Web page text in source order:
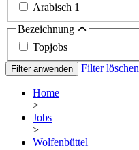
Arabisch 1
Bezeichnung
Topjobs
Filter anwenden Filter löschen
Home
>
Jobs
>
Wolfenbüttel